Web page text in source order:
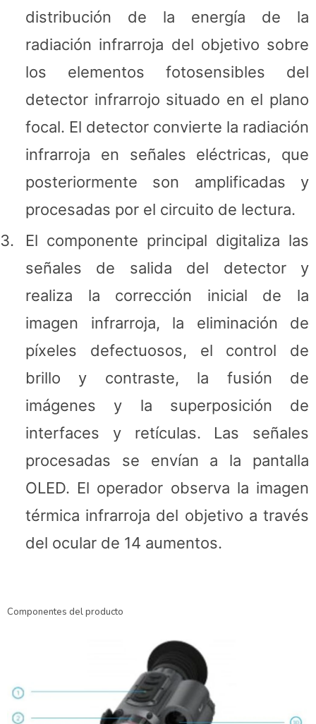
distribución de la energía de la
radiación infrarroja del objetivo sobre
los elementos fotosensibles del
detector infrarrojo situado en el plano
focal. El detector convierte la radiación
infrarroja en señales eléctricas, que
posteriormente son amplificadas y
procesadas por el circuito de lectura.
El componente principal digitaliza las
señales de salida del detector y
realiza la corrección inicial de la
imagen infrarroja, la eliminación de
píxeles defectuosos, el control de
brillo y contraste, la fusión de
imágenes y la superposición de
interfaces y retículas. Las señales
procesadas se envían a la pantalla
OLED. El operador observa la imagen
térmica infrarroja del objetivo a través
del ocular de 14 aumentos.
Componentes del producto